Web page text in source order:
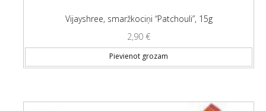
Vijayshree, smaržkociņi “Patchouli”, 15g
2,90 €
Pievienot grozam